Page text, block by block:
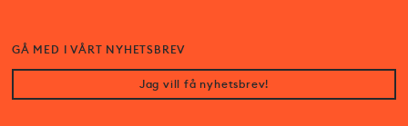
GÅ MED I VÅRT NYHETSBREV
Jag vill få nyhetsbrev!